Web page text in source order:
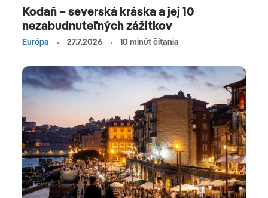
Kodaň – severská kráska a jej 10
nezabudnuteľných zážitkov
Európa 27.7.2026 10 minút čítania